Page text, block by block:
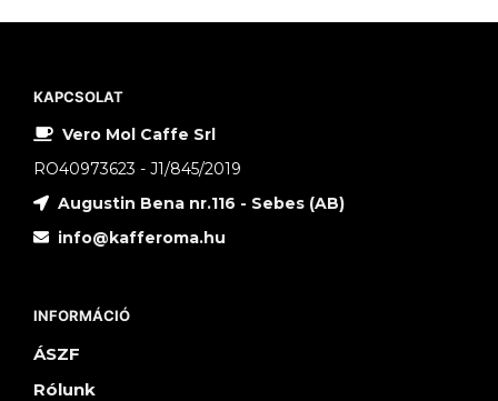
KAPCSOLAT
Vero Mol Caffe Srl
RO40973623 - J1/845/2019
Augustin Bena nr.116 - Sebes (AB)
info@kafferoma.hu
INFORMÁCIÓ
ÁSZF
Rólunk